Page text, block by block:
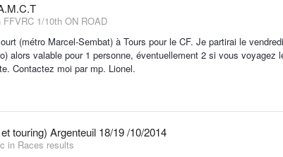
FFVRC 1/10th ON ROAD
(métro Marcel-Sembat) à Tours pour le CF. Je partirai le
alors valable pour 1 personne, éventuellement 2 si vous voyagez
Contactez moi par mp. Lionel.
touring) Argenteuil 18/19 /10/2014
in Races results